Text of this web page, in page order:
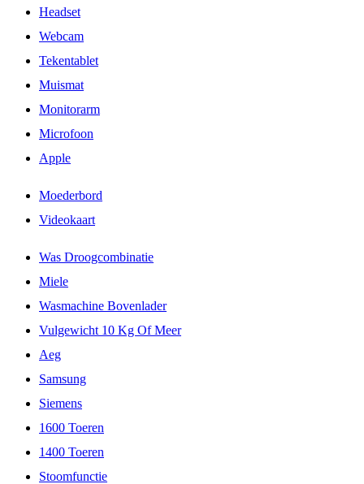
Headset
Webcam
Tekentablet
Muismat
Monitorarm
Microfoon
Apple
Moederbord
Videokaart
Was Droogcombinatie
Miele
Wasmachine Bovenlader
Vulgewicht 10 Kg Of Meer
Aeg
Samsung
Siemens
1600 Toeren
1400 Toeren
Stoomfunctie